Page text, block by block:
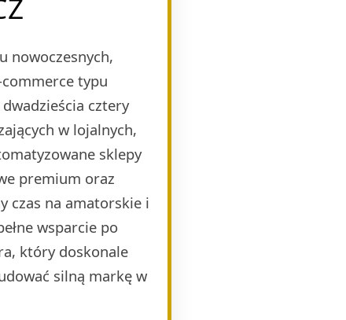
nowoczesnych,
typu
cztery
w lojalnych,
sklepy
premium oraz
czas na amatorskie i
wsparcie po
który doskonale
silną markę w